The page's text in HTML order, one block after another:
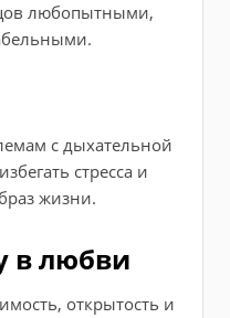
любопытными,
с дыхательной
стресса и
жизни.
в любви
открытость и